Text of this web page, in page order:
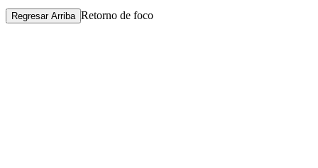
Regresar Arriba Retorno de foco